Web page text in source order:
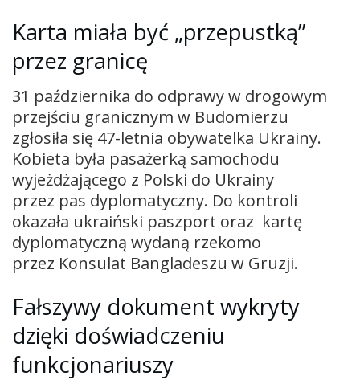
Karta miała być „przepustką”
przez granicę
31 października do odprawy w drogowym
przejściu granicznym w Budomierzu
zgłosiła się 47-letnia obywatelka Ukrainy.
Kobieta była pasażerką samochodu
wyjeżdżającego z Polski do Ukrainy
przez pas dyplomatyczny. Do kontroli
okazała ukraiński paszport oraz kartę
dyplomatyczną wydaną rzekomo
przez Konsulat Bangladeszu w Gruzji.
Fałszywy dokument wykryty
dzięki doświadczeniu
funkcjonariuszy